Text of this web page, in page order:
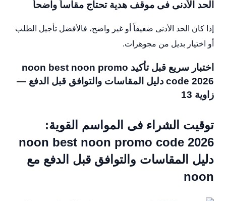
الحد الأدنى فى موقف هدية تحتاج مقاساً واضحاً
إذا كان الحد الأدنى ضعيفاً أو غير واضح، فالأفضل تأجيل الطلب
أو اختيار بديل من مجوهرات.
اختبار سريع قبل تأكيد noon best noon promo
code 2026 دليل المقاسات والتوافق قبل الدفع —
زاوية 13
توقيت الشراء فى المواسم القوية:
noon best noon promo code 2026
دليل المقاسات والتوافق قبل الدفع مع
noon